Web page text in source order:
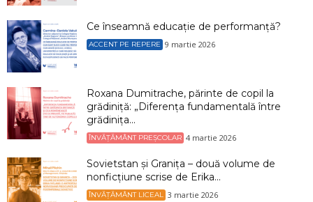
Ce înseamnă educație de performanță?
ACCENT PE REPERE 9 martie 2026
Roxana Dumitrache, părinte de copil la
grădiniță: „Diferența fundamentală între
grădinița...
ÎNVĂȚĂMÂNT PREȘCOLAR 4 martie 2026
Sovietstan și Granița – două volume de
nonficțiune scrise de Erika...
ÎNVĂȚĂMÂNT LICEAL 3 martie 2026